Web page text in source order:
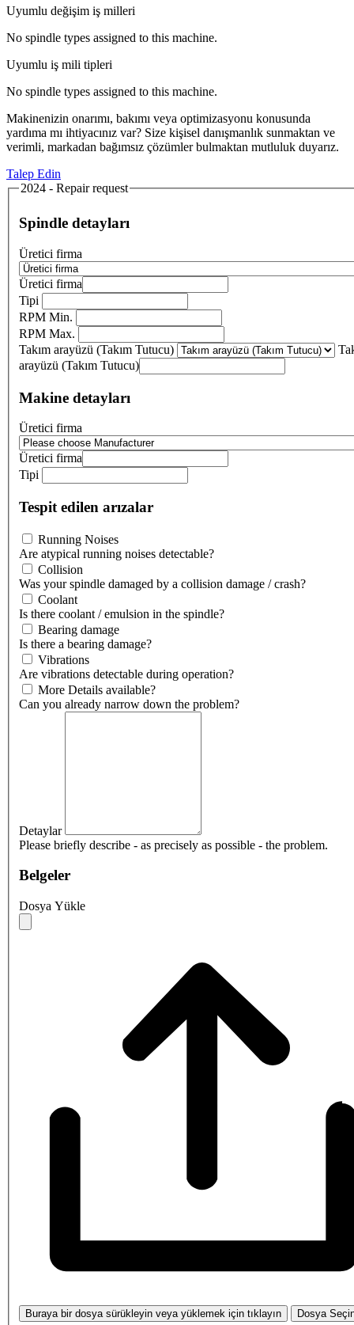
Uyumlu değişim iş milleri
No spindle types assigned to this machine.
Uyumlu iş mili tipleri
No spindle types assigned to this machine.
Makinenizin onarımı, bakımı veya optimizasyonu konusunda
yardıma mı ihtiyacınız var? Size kişisel danışmanlık sunmaktan ve
verimli, markadan bağımsız çözümler bulmaktan mutluluk duyarız.
Talep Edin
2024 - Repair request
Spindle detayları
Üretici firma
Üretici firma
Tipi
RPM Min.
RPM Max.
Takım arayüzü (Takım Tutucu)
arayüzü (Takım Tutucu)
Makine detayları
Üretici firma
Üretici firma
Tipi
Tespit edilen arızalar
Running Noises
Are atypical running noises detectable?
Collision
Was your spindle damaged by a collision damage / crash?
Coolant
Is there coolant / emulsion in the spindle?
Bearing damage
Is there a bearing damage?
Vibrations
Are vibrations detectable during operation?
More Details available?
Can you already narrow down the problem?
Detaylar
Please briefly describe - as precisely as possible - the problem.
Belgeler
Dosya Yükle
Buraya bir dosya sürükleyin veya yüklemek için tıklayın Dosya